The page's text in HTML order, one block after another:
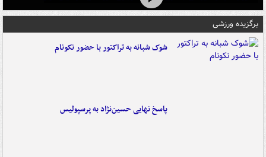
برگزیده ورزشی
شوک شبانه به تراکتور با حضور نکونام
پاسخ نهایی حسین‌نژاد به پرسپولیس